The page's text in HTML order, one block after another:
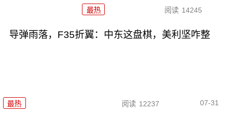
最热 阅读 14245
导弹雨落，F35折翼：中东这盘棋，美利坚咋整
最热 阅读 12237 07-31